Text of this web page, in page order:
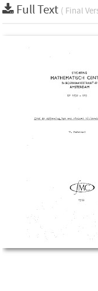
Full Text ( Final